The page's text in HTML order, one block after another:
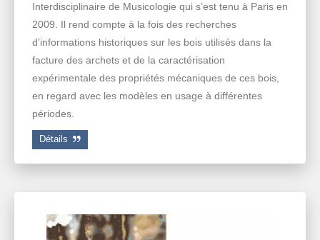
Interdisciplinaire de Musicologie qui s’est tenu à Paris en
2009. Il rend compte à la fois des recherches
d’informations historiques sur les bois utilisés dans la
facture des archets et de la caractérisation
expérimentale des propriétés mécaniques de ces bois,
en regard avec les modèles en usage à différentes
périodes.
Détails